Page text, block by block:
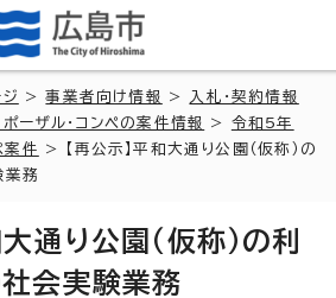
ジ >事業者向け情報 >
入札・契約情報
ポーザル・コンペの案件情報 > 令和5年
案件
> 【再公示】平和大通り公園（仮称）の
業務
大通り公園（仮称）の利
会実験業務